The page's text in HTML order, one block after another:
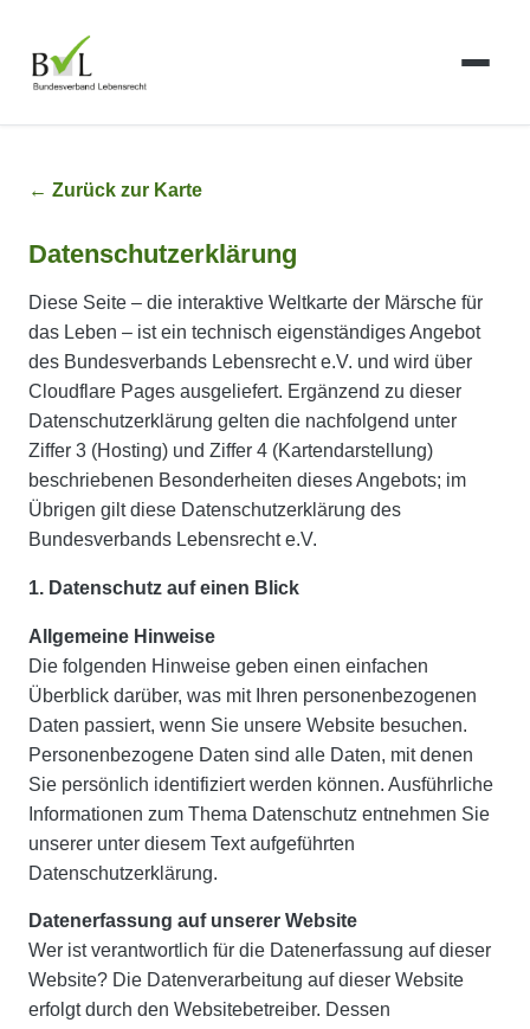
← Zurück zur Karte
Datenschutzerklärung
Diese Seite – die interaktive Weltkarte der Märsche für
das Leben – ist ein technisch eigenständiges Angebot
des Bundesverbands Lebensrecht e.V. und wird über
Cloudflare Pages ausgeliefert. Ergänzend zu dieser
Datenschutzerklärung gelten die nachfolgend unter
Ziffer 3 (Hosting) und Ziffer 4 (Kartendarstellung)
beschriebenen Besonderheiten dieses Angebots; im
Übrigen gilt diese Datenschutzerklärung des
Bundesverbands Lebensrecht e.V.
1. Datenschutz auf einen Blick
Allgemeine Hinweise
Die folgenden Hinweise geben einen einfachen
Überblick darüber, was mit Ihren personenbezogenen
Daten passiert, wenn Sie unsere Website besuchen.
Personenbezogene Daten sind alle Daten, mit denen
Sie persönlich identifiziert werden können. Ausführliche
Informationen zum Thema Datenschutz entnehmen Sie
unserer unter diesem Text aufgeführten
Datenschutzerklärung.
Datenerfassung auf unserer Website
Wer ist verantwortlich für die Datenerfassung auf dieser
Website? Die Datenverarbeitung auf dieser Website
erfolgt durch den Websitebetreiber. Dessen